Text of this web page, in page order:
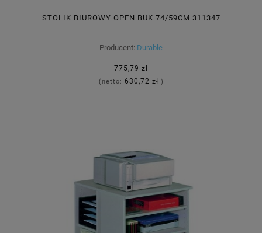
STOLIK BIUROWY OPEN BUK 74/59CM 311347
Producent: Durable
775,79 zł
(netto: 630,72 zł )